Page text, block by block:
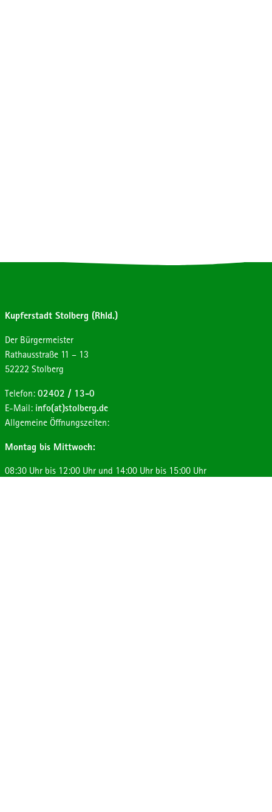
Kupferstadt Stolberg (Rhld.)
Der Bürgermeister
Strasse:
Rathausstraße Hausnummer:
11 – 13
Postleitzahl:
52222 Ort:
Stolberg
Telefon: 02402 / 13-0
E-Mail: info(at)stolberg.de
Allgemeine Öffnungszeiten:
Montag bis Mittwoch:
08:30 Uhr bis 12:00 Uhr und 14:00 Uhr bis 15:00 Uhr